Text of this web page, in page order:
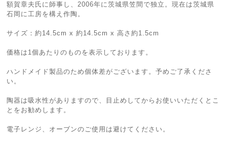
額賀章夫氏に師事し、2006年に茨城県笠間で独立。現在は茨城県
石岡に工房を構え作陶。
サイズ：約14.5cm x 約14.5cm x 高さ約1.5cm
価格は1個あたりのものを表示しております。
ハンドメイド製品のため個体差がございます。予めご了承くださ
い。
陶器は吸水性がありますので、目止めしてからお使いいただくとこ
とをお勧めします。
電子レンジ、オーブンのご使用は避けてください。